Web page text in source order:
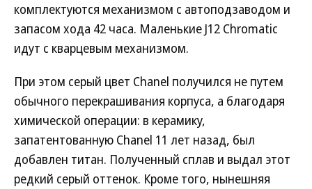
комплектуются механизмом с автоподзаводом и
запасом хода 42 часа. Маленькие J12 Chromatic
идут с кварцевым механизмом.
При этом серый цвет Chanel получился не путем
обычного перекрашивания корпуса, а благодаря
химической операции: в керамику,
запатентованную Chanel 11 лет назад, был
добавлен титан. Полученный сплав и выдал этот
редкий серый оттенок. Кроме того, нынешняя